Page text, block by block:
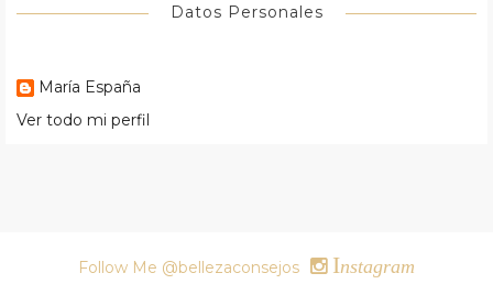
Datos Personales
María España
Ver todo mi perfil
Follow Me @bellezaconsejos Instagram